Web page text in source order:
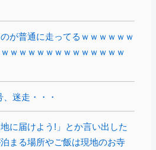
が普通に走ってるｗｗｗｗｗｗ
ｗｗｗｗｗｗｗｗｗｗｗｗｗ
、迷走・・・
に届けよう!」とか言い出した
まる場所やご飯は現地のお寺